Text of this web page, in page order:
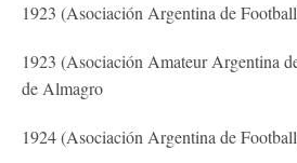
1923 (Asociación Argentina de
1923 (Asociación Amateur Argentina
de Almagro
1924 (Asociación Argentina de